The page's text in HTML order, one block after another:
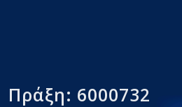
Πράξη: 6000732